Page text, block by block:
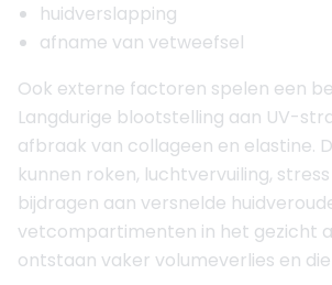
huidverslapping
afname van vetweefsel
Ook externe factoren spelen een
Langdurige blootstelling aan UV-
afbraak van collageen en elastine.
kunnen roken, luchtvervuiling,
bijdragen aan versnelde
vetcompartimenten in het gezicht
ontstaan vaker volumeverlies en